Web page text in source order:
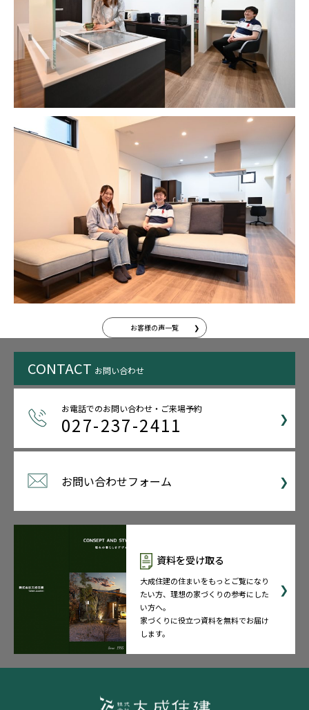
お客様の声一覧
CONTACT お問い合わせ
お電話でのお問い合わせ・ご来場予約
027-237-2411
お問い合わせフォーム
資料を受け取る
大成住建の住まいをもっとご覧になり
たい方、理想の家づくりの参考にした
い方へ。
家づくりに役立つ資料を無料でお届け
します。